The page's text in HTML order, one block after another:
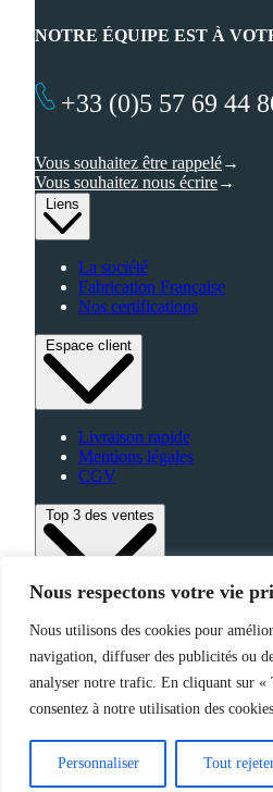
Nous respectons votre vie
Nous utilisons des cookies pour
navigation, diffuser des publicités ou
analyser notre trafic. En cliquant sur «
consentez à notre utilisation des
Personnaliser Tout
Liens
La société
Fabrication Française
Nos certifications
Espace client
Livraison rapide
Mentions légales
CGV
Top 3 des ventes
High-Tech
Fabriqué en France
NOTRE ÉQUIPE EST À
+33 (0)5 57 69 44
Vous souhaitez être rappelé
Vous souhaitez nous écrire
©2025 Jemapub – Tous